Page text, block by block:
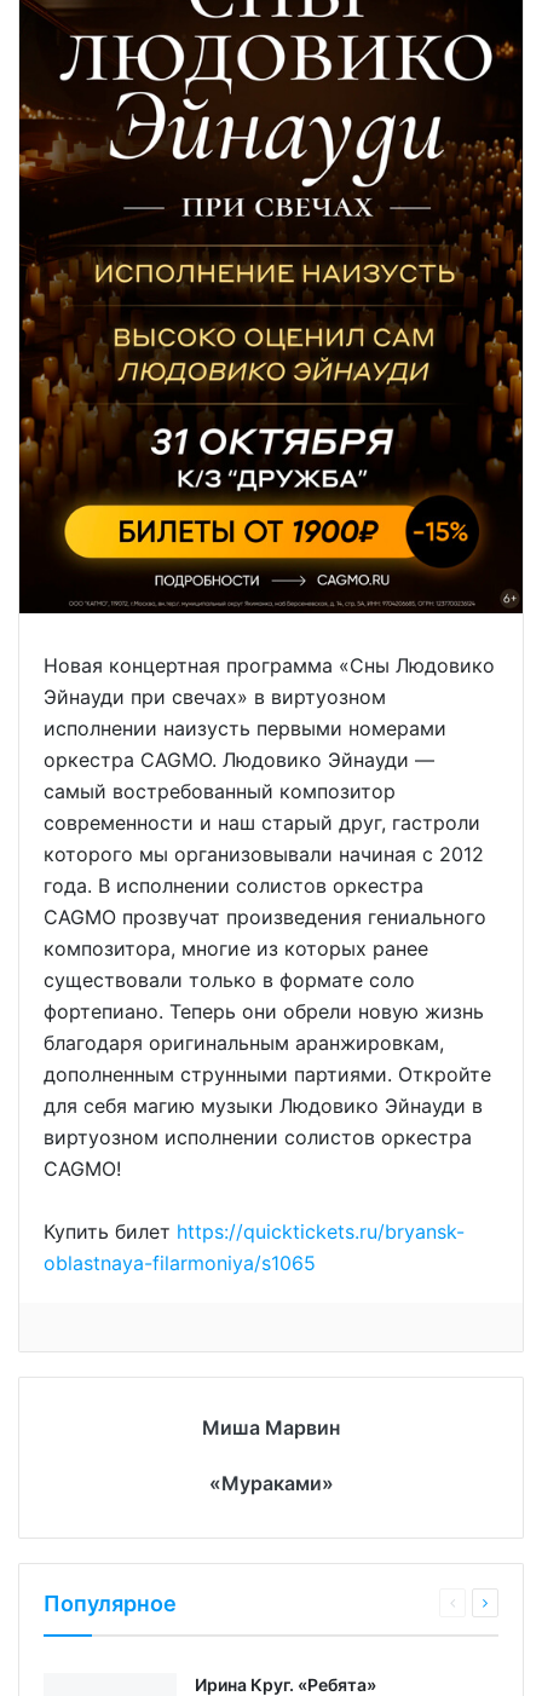
Новая концертная программа «Сны Людовико
Эйнауди при свечах» в виртуозном
исполнении наизусть первыми номерами
оркестра CAGMO. Людовико Эйнауди —
самый востребованный композитор
современности и наш старый друг, гастроли
которого мы организовывали начиная с 2012
года. В исполнении солистов оркестра
CAGMO прозвучат произведения гениального
композитора, многие из которых ранее
существовали только в формате соло
фортепиано. Теперь они обрели новую жизнь
благодаря оригинальным аранжировкам,
дополненным струнными партиями. Откройте
для себя магию музыки Людовико Эйнауди в
виртуозном исполнении солистов оркестра
CAGMO!
Купить билет https://quicktickets.ru/bryansk-
oblastnaya-filarmoniya/s1065
Миша Марвин
«Мураками»
Популярное
Ирина Круг. «Ребята»